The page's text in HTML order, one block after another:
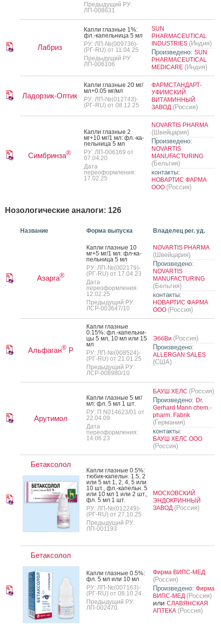
Предыдущий РУ:
ЛП-008631
Лабриз
Кап­ли глаз­ные 1%:
фл.-ка­пель­ни­ца 5 мл
РУ: ЛП-№(009736)-
(РГ-RU) от 11.04.25
Предыдущий РУ:
ЛП-006106
SUN
PHARMACEUTICAL
INDUSTRIES (Индия)
Произведено: SUN
PHARMACEUTICAL
MEDICARE (Индия)
Ладорзик-Оптик
Кап­ли глаз­ные 20 мг/
мл+0.05 мг/мл
РУ: ЛП-№(012743)-
(РГ-RU) от 08.12.25
ФАРМСТАНДАРТ-
УФИМСКИЙ
ВИТАМИННЫЙ
ЗАВОД (Россия)
Симбринза®
Кап­ли глаз­ные 2
мг+10 мг/1 мл: фл.-ка­
пель­ни­ца 5 мл
РУ: ЛП-006169 от
07.04.20
Дата
переоформления:
17.02.25
NOVARTIS PHARMA
(Швейцария)
Произведено:
NOVARTIS
MANUFACTURING
(Бельгия)
контакты:
НОВАРТИС ФАРМА
ООО (Россия)
Нозологические аналоги: 126
Название Форма выпуска Владелец рег. уд.
Азарга®
Кап­ли глаз­ные 10
мг+5 мг/1 мл: фл-ка­
пель­ни­ца 5 мл
РУ: ЛП-№(002179)-
(РГ-RU) от 17.04.23
Дата
переоформления:
12.02.25
Предыдущий РУ:
ЛСР-003647/10
NOVARTIS PHARMA
(Швейцария)
Произведено:
NOVARTIS
MANUFACTURING
(Бельгия)
контакты:
НОВАРТИС ФАРМА
ООО (Россия)
Альфаган® Р
Кап­ли глаз­ные
0.15%: фл.-ка­пель­ни­
цы 5 мл, 10 мл или 15
мл
РУ: ЛП-№(008524)-
(РГ-RU) от 21.01.25
Предыдущий РУ:
ЛСР-008980/10
ЭббВи (Россия)
Произведено:
ALLERGAN SALES
(США)
Арутимол
Кап­ли глаз­ные 5 мг/
мл: фл. 5 мл 1 шт.
РУ: П N014623/01 от
22.04.09
Дата
переоформления:
14.06.23
БАУШ ХЕЛС (Россия)
Произведено: Dr.
Gerhard Mann chem.-
pharm. Fabrik
(Германия)
контакты:
БАУШ ХЕЛС ООО
(Россия)
Бетаксолол
Кап­ли глаз­ные 0.5%:
тю­бик-ка­пельн. 1.5, 2
или 5 мл 1, 2, 4, 5 или
10 шт., фл.-ка­пельн. 5
или 10 мл 1 или 2 шт.,
фл. 5 мл 1 шт.
РУ: ЛП-№(012249)-
(РГ-RU) от 27.10.25
Предыдущий РУ:
ЛП-001193
МОСКОВСКИЙ
ЭНДОКРИННЫЙ
ЗАВОД (Россия)
Бетаксолол
Кап­ли глаз­ные 0.5%:
фл. 5 мл или 10 мл
РУ: ЛП-№(007163)-
(РГ-RU) от 08.10.24
Предыдущий РУ:
ЛП-002470
Фирма ВИПС-МЕД
(Россия)
Произведено: Фирма
ВИПС-МЕД (Россия)
или СЛАВЯНСКАЯ
АПТЕКА (Россия)